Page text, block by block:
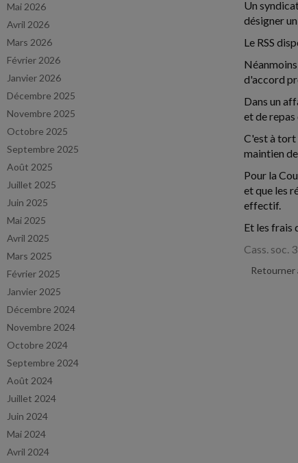
Mai 2026
Avril 2026
Mars 2026
Février 2026
Janvier 2026
Décembre 2025
Novembre 2025
Octobre 2025
Septembre 2025
Août 2025
Juillet 2025
Juin 2025
Mai 2025
Avril 2025
Mars 2025
Février 2025
Janvier 2025
Décembre 2024
Novembre 2024
Octobre 2024
Septembre 2024
Août 2024
Juillet 2024
Juin 2024
Mai 2024
Avril 2024
Un
désigner
Le RSS
d'accord
Dans un
et de repas
C'est à tort
maintien
Pour la
et que les
effectif.
Et les frais
Cass. soc.
Retourner